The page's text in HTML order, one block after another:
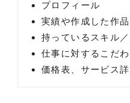
プロフィール
実績や作成した作品
持っているスキル
仕事に対するこだ
価格表、サービス